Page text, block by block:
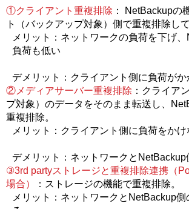
①クライアント重複排除 ： NetBackupの
ト（バックアップ対象）側で重複排除し
メリット：ネットワークの負荷を下げ
負荷も低い
デメリット：クライアント側に負荷がか
②メディアサーバー重複排除 ：クライア
プ対象）のデータをそのまま転送し、
重複排除。
メリット：クライアント側に負荷をかけ
デメリット：ネットワークとNetBackup
③3rd partyストレージと重複排除連携（
場合）
：ストレージの機能で重複排除。
メリット：ネットワークとNetBackup